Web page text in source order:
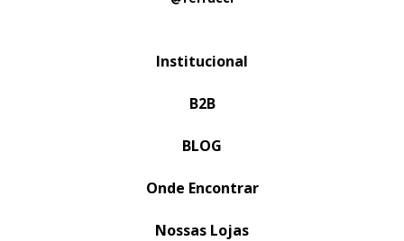
Institucional
B2B
BLOG
Onde Encontrar
Nossas Lojas